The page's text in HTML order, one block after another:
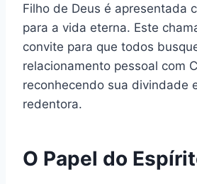
Filho de Deus é apresentada
para a vida eterna. Este
convite para que todos
relacionamento pessoal com
reconhecendo sua divindade
redentora.
O Papel do